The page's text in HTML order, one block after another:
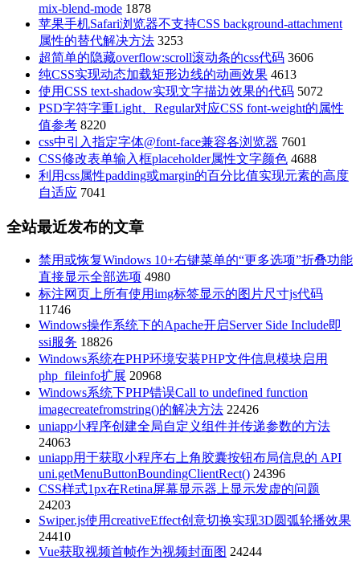
mix-blend-mode 1878
苹果手机Safari浏览器不支持CSS background-attachment
属性的替代解决方法 3253
超简单的隐藏overflow:scroll滚动条的css代码 3606
纯CSS实现动态加载矩形边线的动画效果 4613
使用CSS text-shadow实现文字描边效果的代码 5072
PSD字符字重Light、Regular对应CSS font-weight的属性
值参考 8220
css中引入指定字体@font-face兼容各浏览器 7601
CSS修改表单输入框placeholder属性文字颜色 4688
利用css属性padding或margin的百分比值实现元素的高度
自适应 7041
全站最近发布的文章
禁用或恢复Windows 10+右键菜单的“更多选项”折叠功能
直接显示全部选项 4980
标注网页上所有使用img标签显示的图片尺寸js代码
11746
Windows操作系统下的Apache开启Server Side Include即
ssi服务 18826
Windows系统在PHP环境安装PHP文件信息模块启用
php_fileinfo扩展 20968
Windows系统下PHP错误Call to undefined function
imagecreatefromstring()的解决方法 22426
uniapp小程序创建全局自定义组件并传递参数的方法
24063
uniapp用于获取小程序右上角胶囊按钮布局信息的 API
uni.getMenuButtonBoundingClientRect() 24396
CSS样式1px在Retina屏幕显示器上显示发虚的问题
24203
Swiper.js使用creativeEffect创意切换实现3D圆弧轮播效果
24410
Vue获取视频首帧作为视频封面图 24244